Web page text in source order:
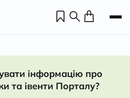
інформацію про
та івенти Порталу?